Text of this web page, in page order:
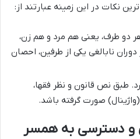
نکات در این زمینه عبارتند از:
دو طرف، یعنی هم مرد و هم زن،
نابالغی یکی از طرفین، احصان
طبق نص قانون و نظر فقها،
صورت گرفته باشد.
و دسترسی به همسر